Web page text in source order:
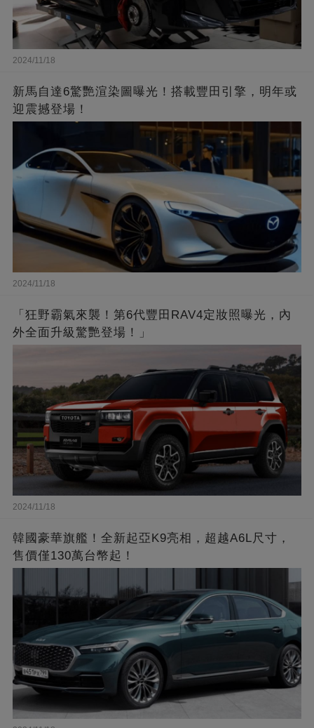
2024/11/18
新馬自達6驚艷渲染圖曝光！搭載豐田引擎，明年或
迎震撼登場！
2024/11/18
「狂野霸氣來襲！第6代豐田RAV4定妝照曝光，內
外全面升級驚艷登場！」
2024/11/18
韓國豪華旗艦！全新起亞K9亮相，超越A6L尺寸，
售價僅130萬台幣起！